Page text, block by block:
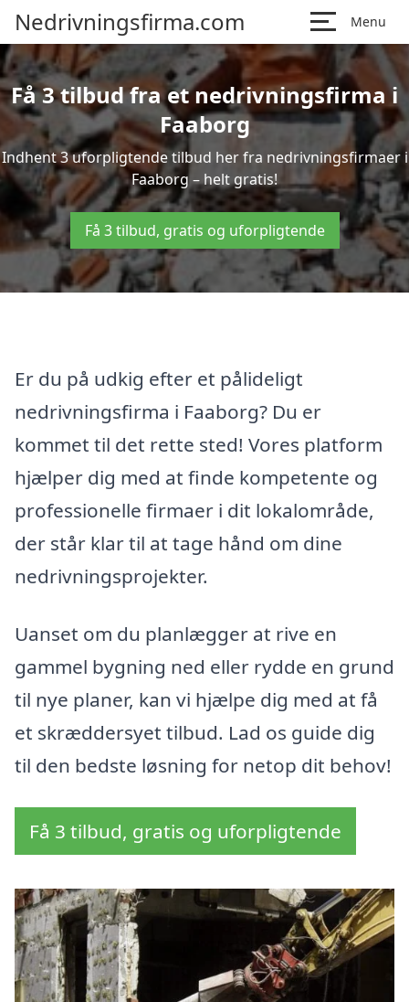
Nedrivningsfirma.com Menu
Få 3 tilbud fra et nedrivningsfirma i
Faaborg
Indhent 3 uforpligtende tilbud her fra nedrivningsfirmaer i
Faaborg – helt gratis!
Få 3 tilbud, gratis og uforpligtende
Er du på udkig efter et pålideligt
nedrivningsfirma i Faaborg? Du er
kommet til det rette sted! Vores platform
hjælper dig med at finde kompetente og
professionelle firmaer i dit lokalområde,
der står klar til at tage hånd om dine
nedrivningsprojekter.
Uanset om du planlægger at rive en
gammel bygning ned eller rydde en grund
til nye planer, kan vi hjælpe dig med at få
et skræddersyet tilbud. Lad os guide dig
til den bedste løsning for netop dit behov!
Få 3 tilbud, gratis og uforpligtende